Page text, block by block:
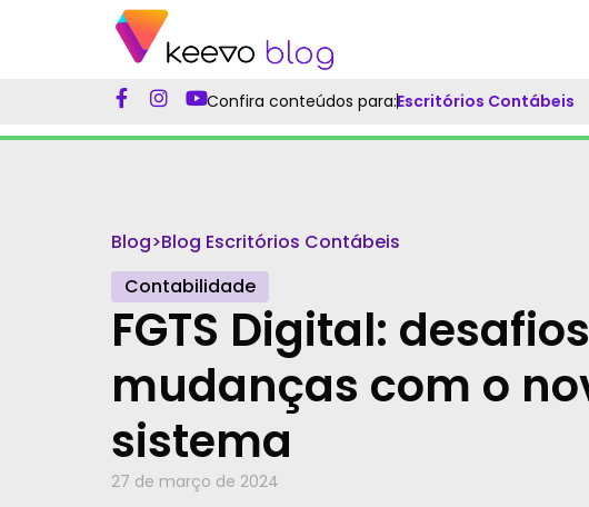
Confira conteúdos para:Escritórios Contábeis
Blog>Blog Escritórios Contábeis
Contabilidade
FGTS Digital:
mudanças com o
sistema
27 de março de 2024